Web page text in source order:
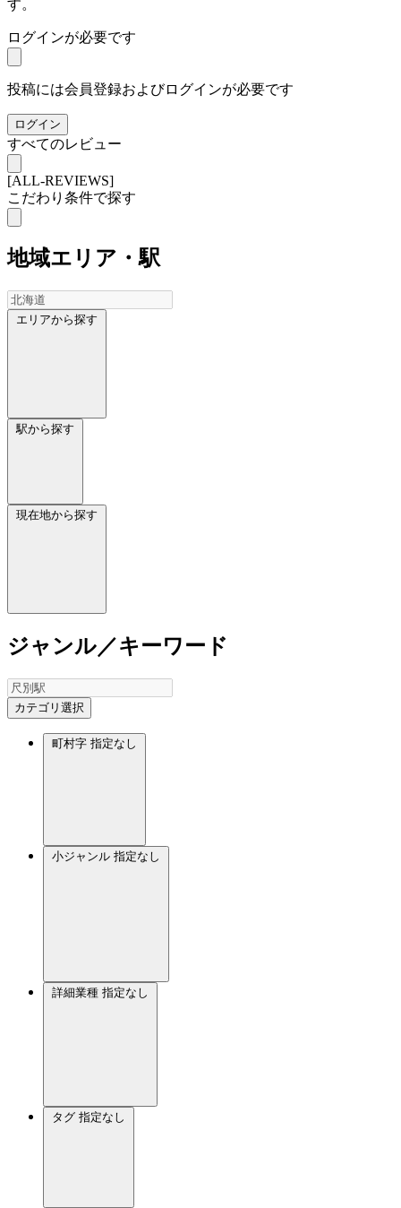
す。
ログインが必要です
投稿には会員登録およびログインが必要です
ログイン
すべてのレビュー
[ALL-REVIEWS]
こだわり条件で探す
地域エリア・駅
エリアから探す
駅から探す
現在地から探す
ジャンル／キーワード
カテゴリ選択
町村字 指定なし
小ジャンル 指定なし
詳細業種 指定なし
タグ 指定なし